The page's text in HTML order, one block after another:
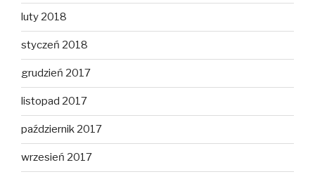
luty 2018
styczeń 2018
grudzień 2017
listopad 2017
październik 2017
wrzesień 2017